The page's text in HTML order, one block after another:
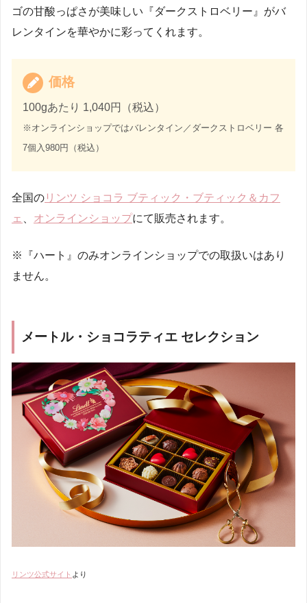
ゴの甘酸っぱさが美味しい『ダークストロベリー』がバ
レンタインを華やかに彩ってくれます。
価格
100gあたり 1,040円（税込）
※オンラインショップではバレンタイン／ダークストロベリー 各
7個入980円（税込）
全国の リンツ ショコラ ブティック・ブティック＆カフ
ェ
オンラインショップにて販売されます。
※『ハート』のみオンラインショップでの取扱いはあり
ません。
メートル・ショコラティエ セレクション
リンツ公式サイト より